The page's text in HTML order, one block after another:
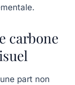
carbone
part non